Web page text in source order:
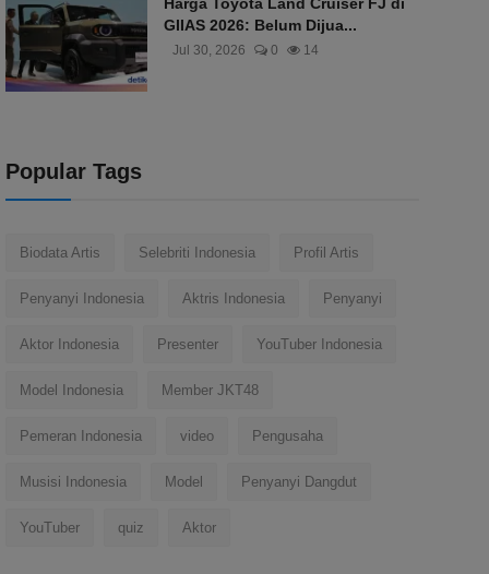
GIIAS 2026: Belum Dijua...
Jul 30, 2026 0 14
Popular Tags
Biodata Artis Selebriti Indonesia Profil Artis
Penyanyi Indonesia Aktris Indonesia Penyanyi
Aktor Indonesia Presenter YouTuber Indonesia
Model Indonesia Member JKT48
Pemeran Indonesia video Pengusaha
Musisi Indonesia Model Penyanyi Dangdut
YouTuber quiz Aktor